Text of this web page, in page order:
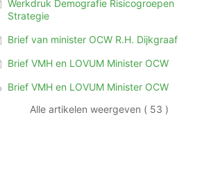
Werkdruk Demografie Risicogroepen
Strategie
Brief van minister OCW R.H. Dijkgraaf
Brief VMH en LOVUM Minister OCW
Brief VMH en LOVUM Minister OCW
Alle artikelen weergeven ( 53 )